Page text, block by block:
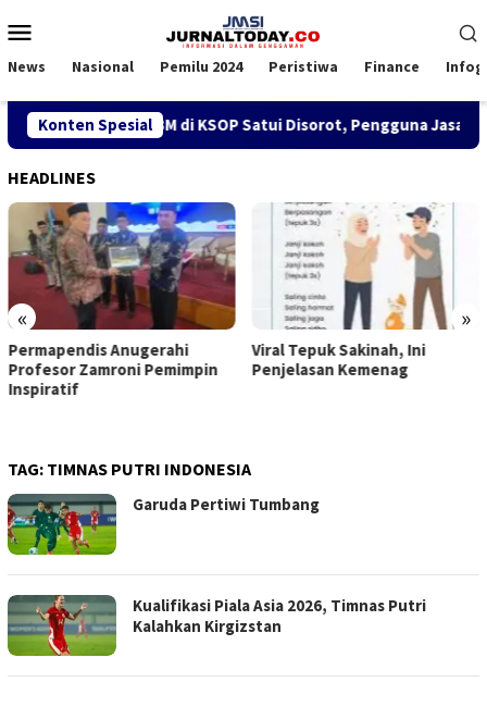
ke
Mobile
News Nasional Pemilu 2024 Peristiwa Finance
Konten Spesial
SPK TKBM di KSOP Satui Disorot, Pengguna Jasa Nilai
HEADLINES
« »
Permapendis Anugerahi
Profesor Zamroni Pemimpin
Inspiratif
Viral Tepuk Sakinah, Ini
Penjelasan Kemenag
TAG: TIMNAS PUTRI INDONESIA
Garuda Pertiwi Tumbang
Kualifikasi Piala Asia 2026, Timnas Putri
Kalahkan Kirgizstan